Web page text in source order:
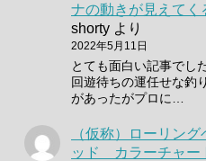
ナの動きが見えてく
shorty より
2022年5月11日
とても面白い記事でし
回遊待ちの運任せな釣
があったがプロに…
（仮称）ローリン
ッド カラーチャー